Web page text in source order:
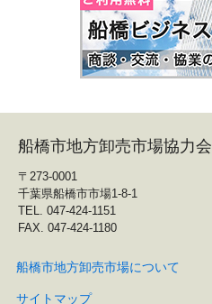
船橋市地方卸売市場協力会
〒273-0001
千葉県船橋市市場1-8-1
TEL. 047-424-1151
FAX. 047-424-1180
船橋市地方卸売市場について
サイトマップ